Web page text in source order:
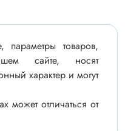
товаров,
сайте, носят
характер и могут
может отличаться от